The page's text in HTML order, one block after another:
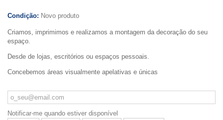
Condição: Novo produto
Criamos, imprimimos e realizamos a montagem da decoração do seu
espaço.
Desde de lojas, escritórios ou espaços pessoais.
Concebemos áreas visualmente apelativas e únicas
Notificar-me quando estiver disponível